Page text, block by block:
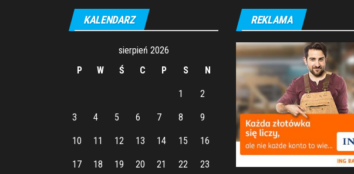
KALENDARZ
sierpień 2026
P
W Ś C P S N
1 2
3 4 5 6 7 8 9
10 11 12 13 14 15 16
17 18 19 20 21 22 23
REKLAMA